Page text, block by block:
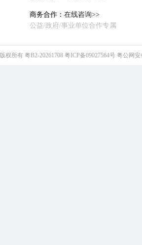
商务合作： 在线咨询>>
公益/政府/事业单位合作专属
版权所有 粤B2-20261708 粤ICP备09027564号 粤公网安